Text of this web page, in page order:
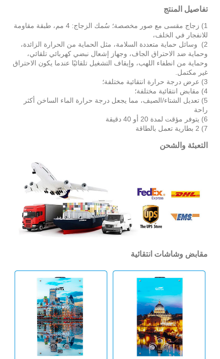
تفاصيل المنتج
1) زجاج مقسى مع صور مخصصة؛ سُمك الزجاج: 4 مم، طبقة مقاومة
للانفجار في الخلف،
2) وسائل حماية متعددة السلامة، مثل الحماية من الحرارة الزائدة،
وحماية ضد الاحتراق الجاف، وجهاز إشعال نبضي كهربائي تلقائي،
وحماية من انطفاء اللهب، وإيقاف التشغيل تلقائيًا عندما يكون الاحتراق
غير مكتمل.
3) عرض درجة حرارة انتقائية مختلفة؛
4) مقابض انتقائية مختلفة؛
5) تعديل الشتاء/الصيف، مما يجعل درجة حرارة الماء الساخن أكثر
راحة
6) يتوفر مؤقت لمدة 20 أو 40 دقيقة
7) 2 بطارية تعمل بالطاقة
التعبئة والشحن
مقابض وشاشات انتقائية